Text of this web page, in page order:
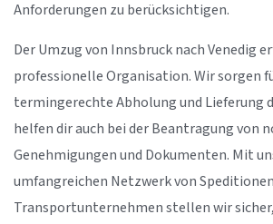
Anforderungen zu berücksichtigen.
Der Umzug von Innsbruck nach Venedig
professionelle Organisation. Wir sorgen
termingerechte Abholung und Lieferung
helfen dir auch bei der Beantragung von
Genehmigungen und Dokumenten. Mit
umfangreichen Netzwerk von
Transportunternehmen stellen wir